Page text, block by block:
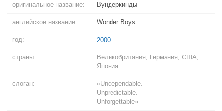
оригинальное название: Вундеркинды
английское название: Wonder Boys
год: 2000
страны: Великобритания, Германия, США,
Япония
слоган:
«Undependable.
Unpredictable.
Unforgettable»